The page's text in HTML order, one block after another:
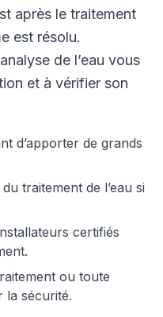
après le traitement
est résolu.
de l’eau vous
et à vérifier son
d’apporter de grands
traitement de l’eau si
certifiés
ou toute
la sécurité.